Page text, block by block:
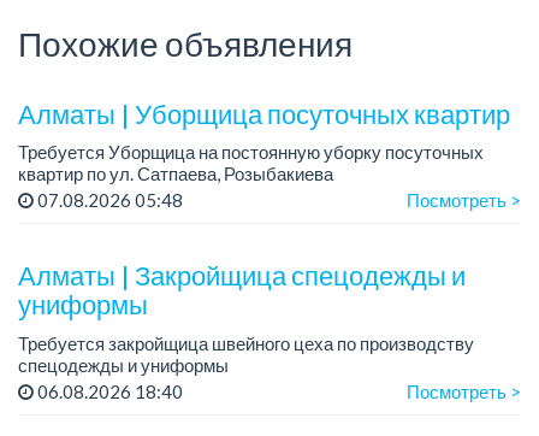
Похожие объявления
Алматы | Уборщица посуточных квартир
Требуется Уборщица на постоянную уборку посуточных
квартир по ул. Сатпаева, Розыбакиева
График работы: полный.
Требования: проживание в городе Алматы, обязательно по
07.08.2026 05:48 Посмотреть >
Алматы | Закройщица спецодежды и
униформы
Требуется закройщица швейного цеха по производству
спецодежды и униформы
Рабочий день с 9:00 до 18:00
06.08.2026 18:40 Посмотреть >